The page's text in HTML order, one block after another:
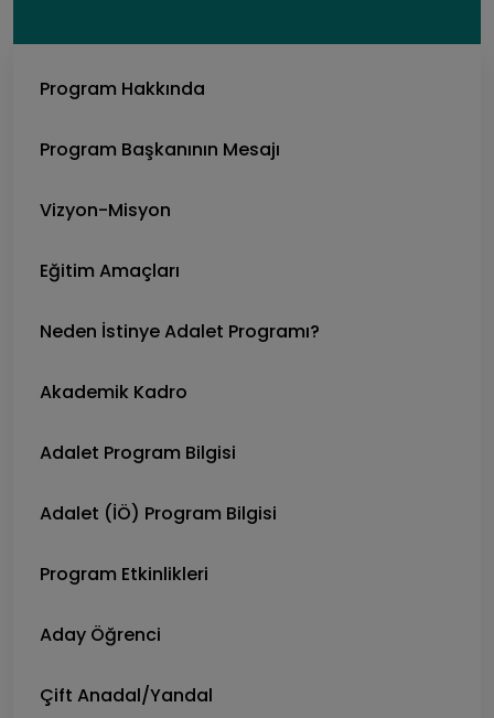
Program Hakkında
Program Başkanının Mesajı
Vizyon-Misyon
Eğitim Amaçları
Neden İstinye Adalet Programı?
Akademik Kadro
Adalet Program Bilgisi
Adalet (İÖ) Program Bilgisi
Program Etkinlikleri
Aday Öğrenci
Çift Anadal/Yandal